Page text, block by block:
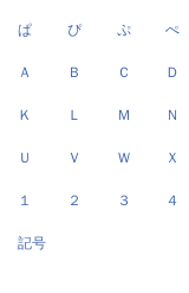
ぱ ぴ ぷ ぺ
Ａ Ｂ Ｃ Ｄ
Ｋ Ｌ Ｍ Ｎ
Ｕ Ｖ Ｗ Ｘ
１ ２ ３ ４
記号